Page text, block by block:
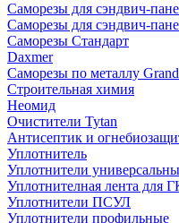
Саморезы для сэндвич-
Саморезы для сэндвич-
Саморезы Стандарт
Daxmer
Саморезы по металлу
Строительная химия
Неомид
Очистители Tytan
Антисептик и
Уплотнитель
Уплотнители
Уплотнителная лента для
Уплотнители ПСУЛ
Уплотнители профильные